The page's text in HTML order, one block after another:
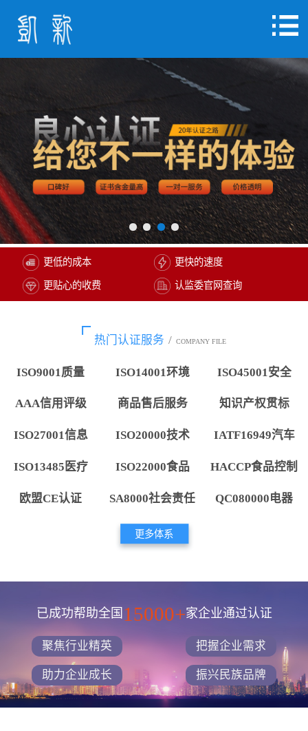
更低的成本 更快的速度
更贴心的收费 认监委官网查询
热门认证服务 / COMPANY FILE
ISO9001质量 ISO14001环境 ISO45001安全
AAA信用评级 商品售后服务 知识产权贯标
ISO27001信息 ISO20000技术 IATF16949汽车
ISO13485医疗 ISO22000食品 HACCP食品控制
欧盟CE认证 SA8000社会责任 QC080000电器
更多体系
已成功帮助全国 15000+家企业通过认证
聚焦行业精英 把握企业需求
助力企业成长 振兴民族品牌